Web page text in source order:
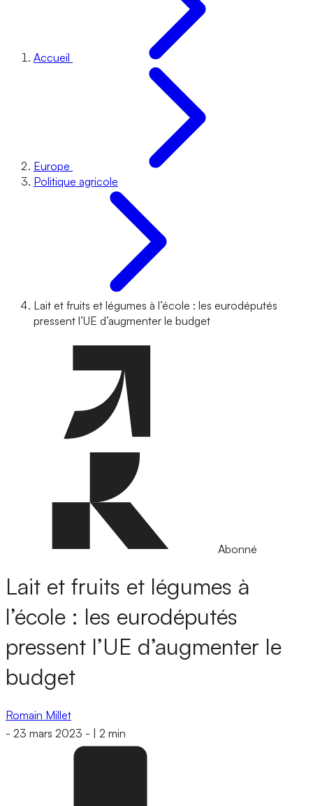
Accueil
Europe
Politique agricole
Lait et fruits et légumes à l’école : les eurodéputés
pressent l’UE d’augmenter le budget
Abonné
Lait et fruits et légumes à
l’école : les eurodéputés
pressent l’UE d’augmenter le
budget
Romain Millet
- 23 mars 2023 - 2 min